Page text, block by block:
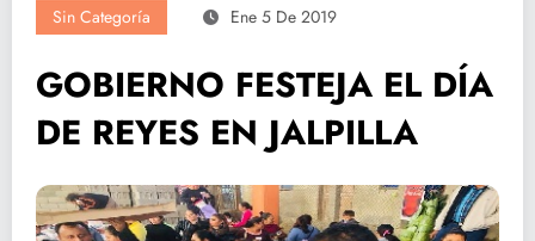
Sin Categoría Ene 5 De 2019
GOBIERNO FESTEJA EL DÍA
DE REYES EN JALPILLA